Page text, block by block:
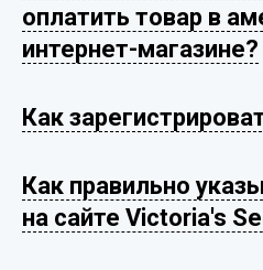
оплатить товар в
интернет-магазине?
Как
Как правильно
на сайте Victoria's